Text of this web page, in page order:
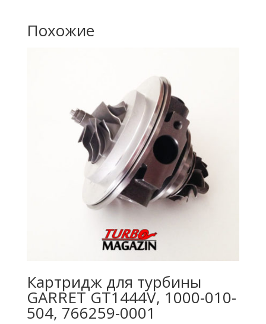
Похожие
Картридж для турбины
GARRET GT1444V, 1000-010-
504, 766259-0001